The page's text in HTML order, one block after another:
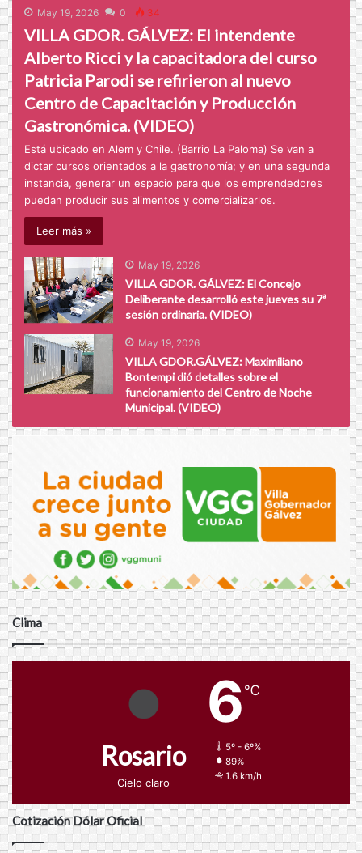
May 19, 2026 0 34
VILLA GDOR. GÁLVEZ: El intendente
Alberto Ricci y la capacitadora del curso
Patricia Parodi se refirieron al nuevo
Centro de Capacitación y Producción
Gastronómica. (VIDEO)
Está ubicado en Alem y Chile. (Barrio La Paloma) Se van a
dictar cursos orientados a la gastronomía; y en una segunda
instancia, generar un espacio para que los emprendedores
puedan producir sus alimentos y comercializarlos.
Leer más »
May 19, 2026
VILLA GDOR. GÁLVEZ: El Concejo
Deliberante desarrolló este jueves su 7ª
sesión ordinaria. (VIDEO)
May 19, 2026
VILLA GDOR.GÁLVEZ: Maximiliano
Bontempi dió detalles sobre el
funcionamiento del Centro de Noche
Municipal. (VIDEO)
Clima
Rosario
Cielo claro
6 ℃
5º - 6º%
89%
1.6 km/h
Cotización Dólar Oficial